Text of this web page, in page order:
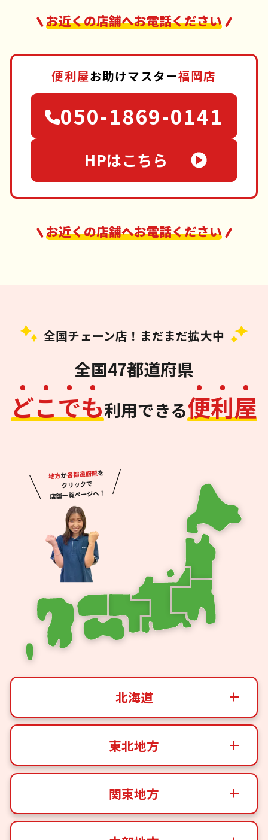
お近くの店舗へお電話ください
便利屋お助けマスター福岡店
050-1869-0141
HPはこちら
お近くの店舗へお電話ください
全国チェーン店！まだまだ拡大中
全国47都道府県
どこでも利用できる便利屋
北海道
東北地方
関東地方